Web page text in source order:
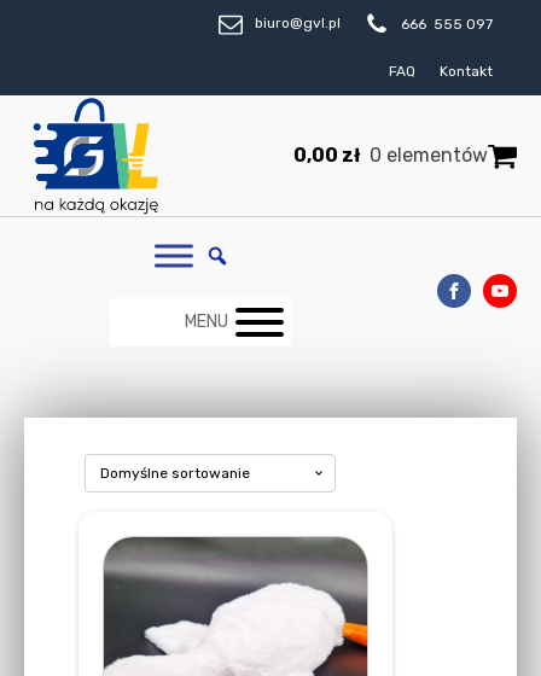
biuro@gvl.pl 666 555 097
FAQ Kontakt
0,00 zł 0 elementów
MENU